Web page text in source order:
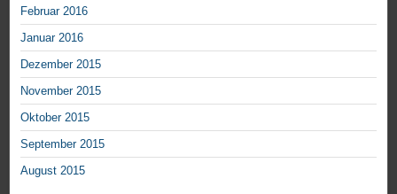
Februar 2016
Januar 2016
Dezember 2015
November 2015
Oktober 2015
September 2015
August 2015